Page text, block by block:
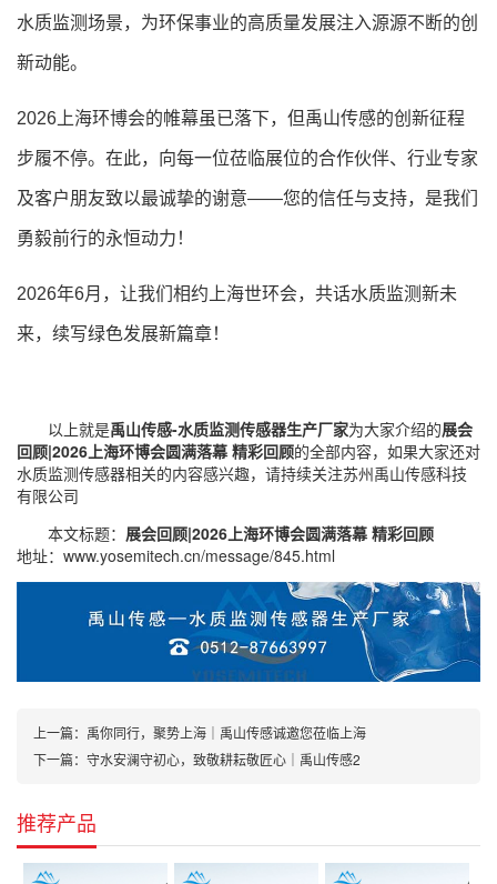
水质监测场景，为环保事业的高质量发展注入源源不断的创
新动能。
2026上海环博会的帷幕虽已落下，但禹山传感的创新征程
步履不停。在此，向每一位莅临展位的合作伙伴、行业专家
及客户朋友致以最诚挚的谢意——您的信任与支持，是我们
勇毅前行的永恒动力！
2026年6月，让我们相约上海世环会，共话水质监测新未
来，续写绿色发展新篇章！
以上就是禹山传感-水质监测传感器生产厂家为大家介绍的展会
回顾|2026上海环博会圆满落幕 精彩回顾的全部内容，如果大家还对
水质监测传感器相关的内容感兴趣，请持续关注苏州禹山传感科技
有限公司
本文标题： 展会回顾|2026上海环博会圆满落幕 精彩回顾
地址： www.yosemitech.cn/message/845.html
上一篇： 禹你同行，聚势上海｜禹山传感诚邀您莅临上海
下一篇： 守水安澜守初心，致敬耕耘敬匠心｜禹山传感2
推荐产品